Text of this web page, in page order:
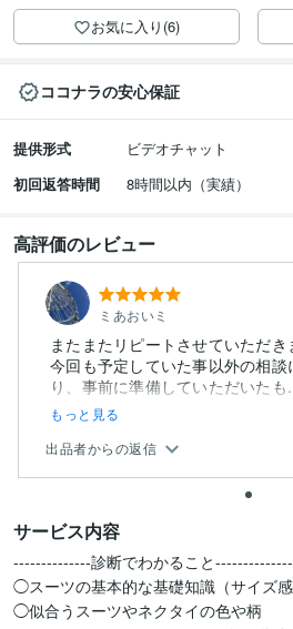
お気に入り(6)
ココナラの安心保証
提供形式
ビデオチャット
初回返答時間
8時間以内（実績）
高評価のレビュー
ミあおいミ
またまたリピートさせていただき
今回も予定していた事以外の相
り、事前に準備していただいたも
もっと見る
出品者からの返信
サービス内容
--------------診断でわかること--------------
◯スーツの基本的な基礎知識（サイズ感
◯似合うスーツやネクタイの色や柄